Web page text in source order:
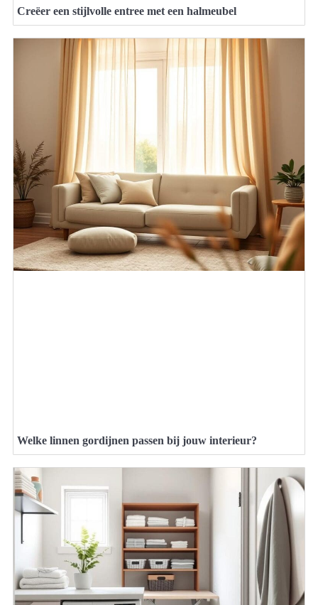
Creëer een stijlvolle entree met een halmeubel
Welke linnen gordijnen passen bij jouw interieur?